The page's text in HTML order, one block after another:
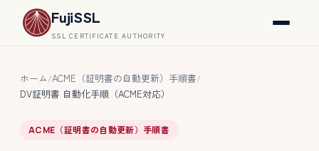
FujiSSL
SSL CERTIFICATE AUTHORITY
ホーム/ACME（証明書の自動更新）手順書/
DV証明書 自動化手順（ACME対応）
ACME（証明書の自動更新）手順書